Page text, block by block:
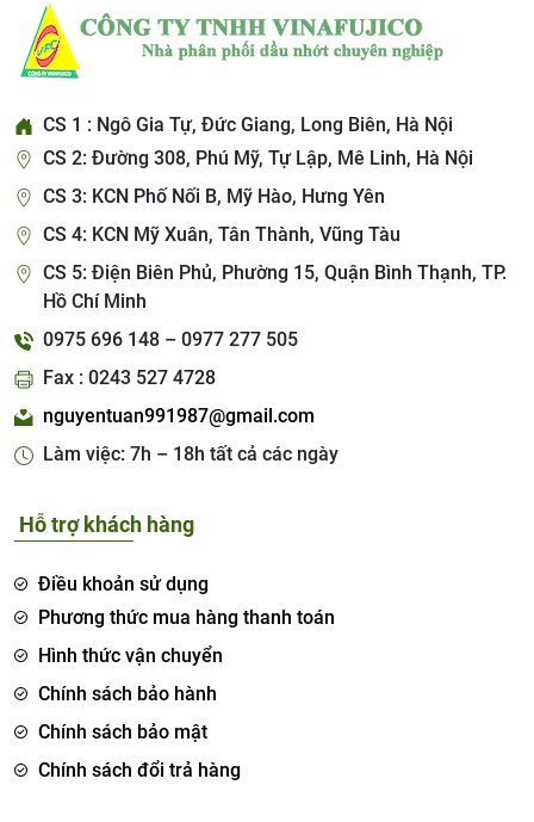
CS 1 : Ngô Gia Tự, Đức Giang, Long Biên, Hà Nội
CS 2: Đường 308, Phú Mỹ, Tự Lập, Mê Linh, Hà Nội
CS 3: KCN Phố Nối B, Mỹ Hào, Hưng Yên
CS 4: KCN Mỹ Xuân, Tân Thành, Vũng Tàu
CS 5: Điện Biên Phủ, Phường 15, Quận Bình Thạnh, TP.
Hồ Chí Minh
0975 696 148 – 0977 277 505
Fax : 0243 527 4728
nguyentuan991987@gmail.com
Làm việc: 7h – 18h tất cả các ngày
Hỗ trợ khách hàng
Điều khoản sử dụng
Phương thức mua hàng thanh toán
Hình thức vận chuyển
Chính sách bảo hành
Chính sách bảo mật
Chính sách đổi trả hàng